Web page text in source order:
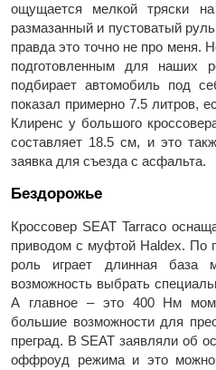
ощущается мелкой тряски
размазанный и пустоватый
правда это точно не про меня.
подготовленным для наших
подбирает автомобиль под
показал примерно 7.5 литров,
Клиренс у большого
составляет 18.5 см, и это
заявка для съезда с асфальта.
Бездорожье
Кроссовер SEAT Tarraco
приводом с муфтой Haldex. По
роль играет длинная база
возможность выбрать
А главное – это 400 Нм
большие возможности для
преград. В SEAT заявляли об
оффроуд режима и это